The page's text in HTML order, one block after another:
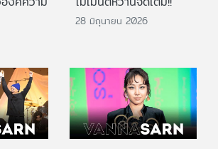
28 มิถุนายน 2026